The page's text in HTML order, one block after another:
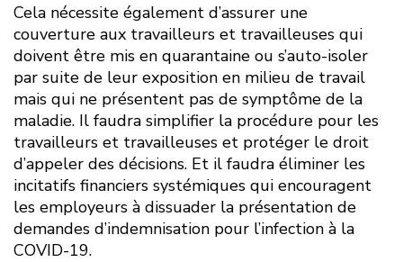
Cela nécessite également d’assurer une
couverture aux travailleurs et travailleuses qui
doivent être mis en quarantaine ou s’auto-isoler
par suite de leur exposition en milieu de travail
mais qui ne présentent pas de symptôme de la
maladie. Il faudra simplifier la procédure pour les
travailleurs et travailleuses et protéger le droit
d’appeler des décisions. Et il faudra éliminer les
incitatifs financiers systémiques qui encouragent
les employeurs à dissuader la présentation de
demandes d’indemnisation pour l’infection à la
COVID-19.